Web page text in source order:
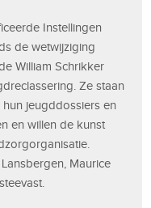
Instellingen
de wetwijziging
William Schrikker
Ze staan
jeugddossiers en
en willen de kunst
Maurice